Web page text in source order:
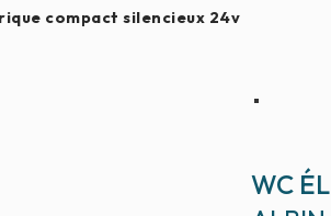
compact silencieux 24v
WC